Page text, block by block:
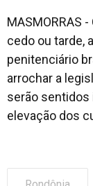
MASMORRAS
cedo ou tarde,
penitenciário
arrochar a
serão
elevação dos